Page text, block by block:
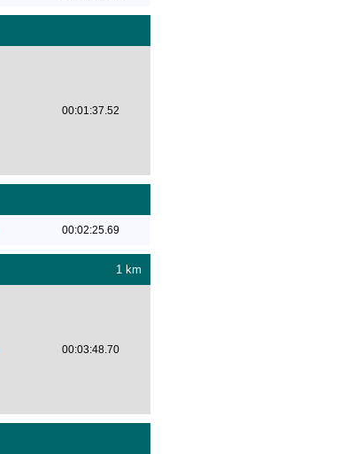
00:01:37.52
00:02:25.69
1 km
00:03:48.70